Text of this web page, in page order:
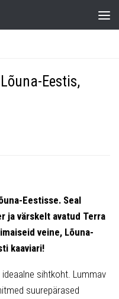
Eestis,
Eestisse. Seal
ja värskelt avatud Terra
veine, Lõuna-
kaaviari!
sihtkoht. Lummav
suurepärased